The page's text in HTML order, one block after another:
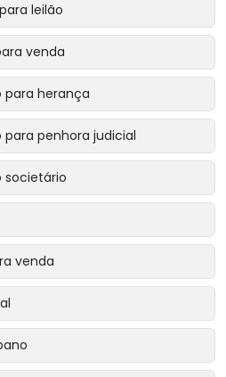
leilão
venda
para herança
penhora judicial
societário
venda